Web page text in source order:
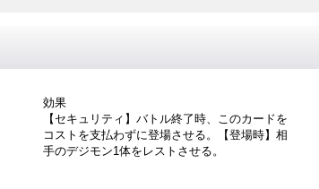
効果
【セキュリティ】バトル終了時、このカードを
コストを支払わずに登場させる。【登場時】相
手のデジモン1体をレストさせる。